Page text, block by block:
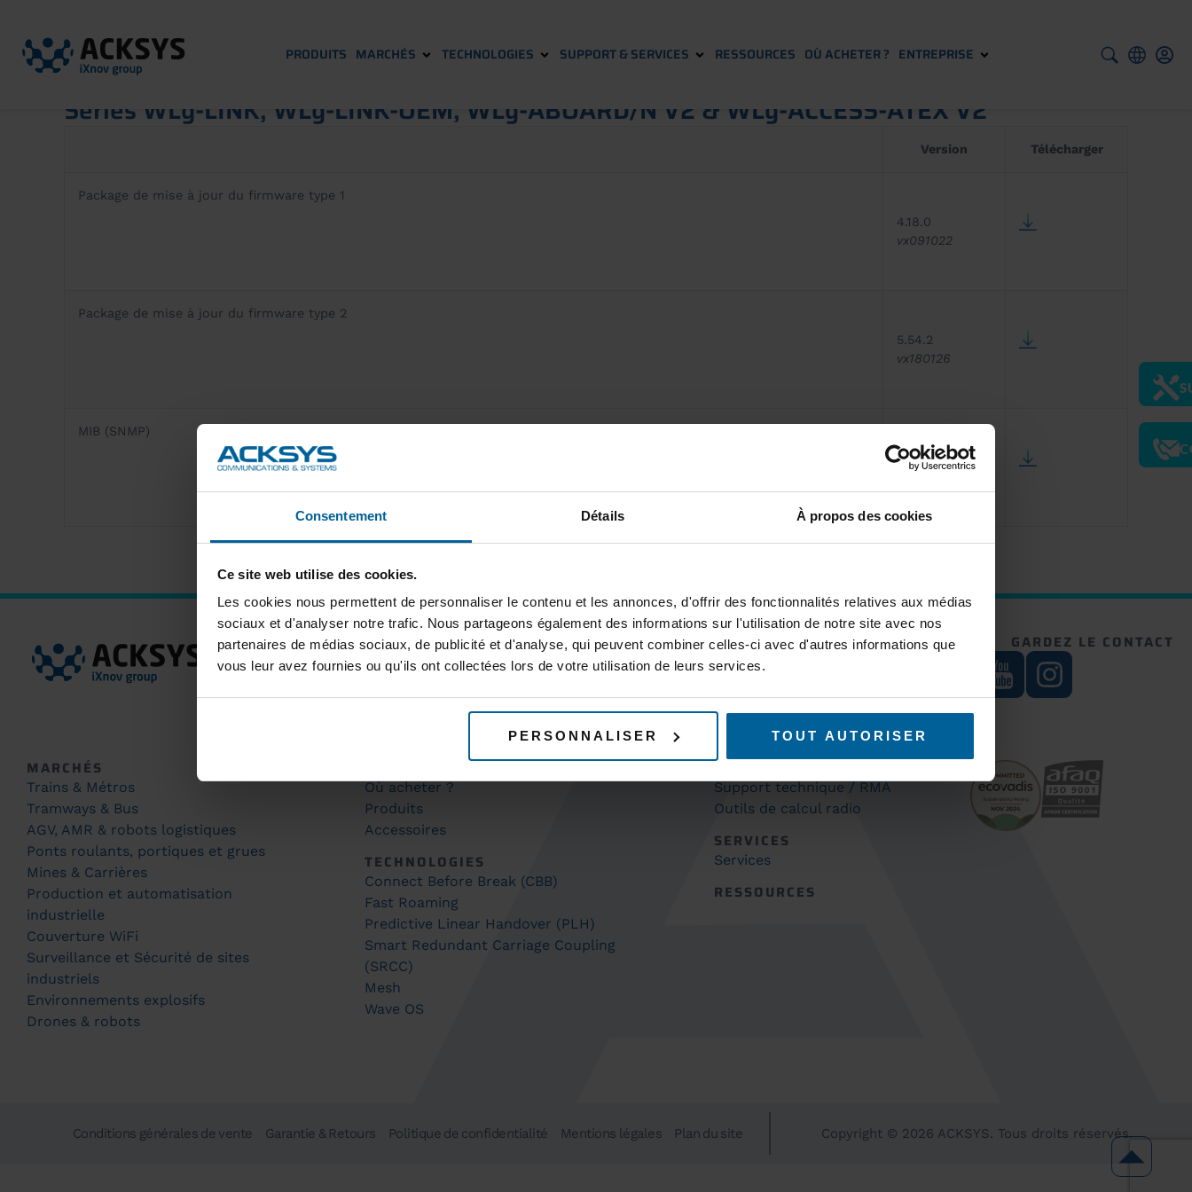
Consentement Détails À propos des cookies
Ce site web utilise des cookies.
Les cookies nous permettent de personnaliser le contenu et les annonces, d'offrir des fonctionnalités relatives aux médias
sociaux et d'analyser notre trafic. Nous partageons également des informations sur l'utilisation de notre site avec nos
partenaires de médias sociaux, de publicité et d'analyse, qui peuvent combiner celles-ci avec d'autres informations que
vous leur avez fournies ou qu'ils ont collectées lors de votre utilisation de leurs services.
PERSONNALISER TOUT AUTORISER
PRODUITS MARCHÉS TECHNOLOGIES SUPPORT & SERVICES RESSOURCES OÙ ACHETER ? ENTREPRISE
Séries WLg-LINK, WLg-LINK-OEM, WLg-ABOARD/N V2 & WLg-ACCESS-ATEX V2
Version Télécharger
Package de mise à jour du firmware type 1
4.18.0
vx091022
Package de mise à jour du firmware type 2
5.54.2
vx180126
MIB (SNMP)
2.22.0
ABONNEZ-VOUS À NOTRE NEWSLETTER
GARDEZ LE CONTACT
MARCHÉS
Trains & Métros
Tramways & Bus
AGV, AMR & robots logistiques
Ponts roulants, portiques et grues
Mines & Carrières
Production et automatisation
industrielle
Couverture WiFi
Surveillance et Sécurité de sites
industriels
Environnements explosifs
Drones & robots
Où acheter ?
Produits
Accessoires
TECHNOLOGIES
Connect Before Break (CBB)
Fast Roaming
Predictive Linear Handover (PLH)
Smart Redundant Carriage Coupling
(SRCC)
Mesh
Wave OS
SUPPORT
Support technique / RMA
Outils de calcul radio
SERVICES
Services
RESSOURCES
Conditions générales de vente Garantie & Retours Politique de confidentialité Mentions légales Plan du site Copyright © 2026 ACKSYS. Tous droits réservés.